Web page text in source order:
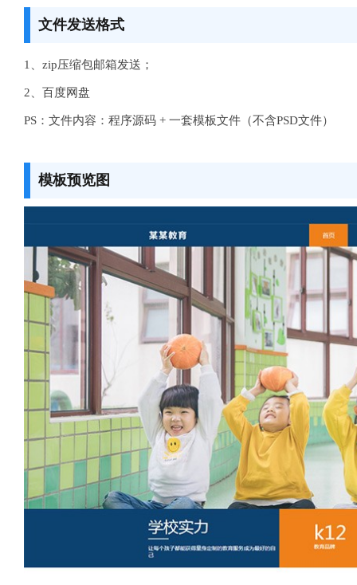
文件发送格式
1、zip压缩包邮箱发送；
2、百度网盘
PS：文件内容：程序源码 + 一套模板文件（不含PSD文件）
模板预览图